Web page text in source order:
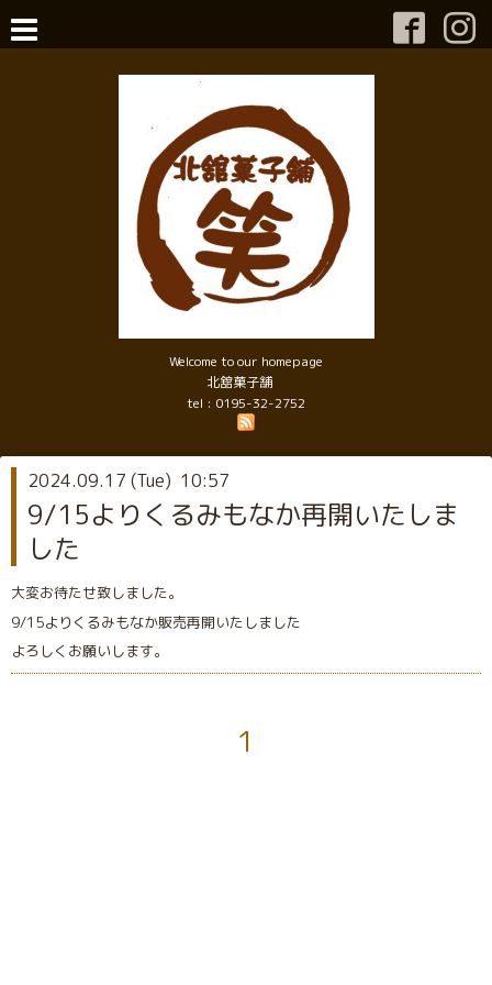
Welcome to our homepage
北舘菓子舗
tel : 0195-32-2752
2024.09.17 (Tue) 10:57
9/15よりくるみもなか再開いたしま
した
大変お待たせ致しました。
9/15よりくるみもなか販売再開いたしました
よろしくお願いします。
1